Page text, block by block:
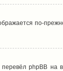
по-
phpBB на